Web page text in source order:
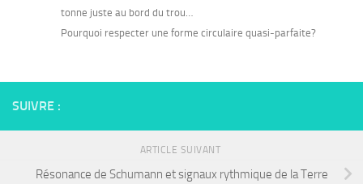
tonne juste au bord du trou…
Pourquoi respecter une forme circulaire quasi-parfaite?
SUIVRE :
ARTICLE SUIVANT
Résonance de Schumann et signaux rythmique de la Terre